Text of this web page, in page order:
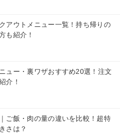
アウトメニュー一覧！持ち帰りの
も紹介！
ュー・裏ワザおすすめ20選！注文
介！
ご飯・肉の量の違いを比較！超特
さは？